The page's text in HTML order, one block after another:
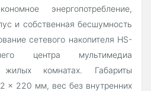
энергопотребление,
и собственная бесшумность
сетевого накопителя HS-
центра мультимедиа
комнатах. Габариты
x 220 мм, вес без внутренних